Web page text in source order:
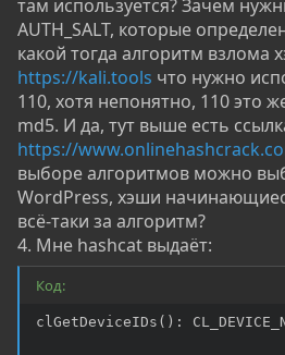
там используется? Зачем
AUTH_SALT, которые
какой тогда алгоритм взлома
https://kali.tools что нужно
110, хотя непонятно, 110 это
md5. И да, тут выше есть
https://
выборе алгоритмов можно
WordPress, хэши
всё-таки за алгоритм?
4. Мне hashcat выдаёт:
Код:
clGetDeviceIDs():